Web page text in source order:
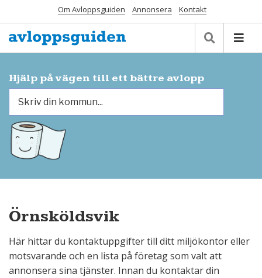
Om Avloppsguiden Annonsera Kontakt
Hjälp på vägen till ett bättre avlopp
Örnsköldsvik
Här hittar du kontaktuppgifter till ditt miljökontor eller
motsvarande och en lista på företag som valt att
annonsera sina tjänster. Innan du kontaktar din